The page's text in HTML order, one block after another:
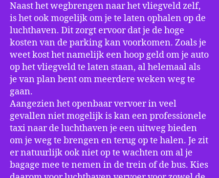
Naast het wegbrengen naar het vliegveld zelf,
is het ook mogelijk om je te laten ophalen op de
luchthaven. Dit zorgt ervoor dat je de hoge
kosten van de parking kan voorkomen. Zoals je
weet kost het namelijk een hoop geld om je auto
op het vliegveld te laten staan, al helemaal als
je van plan bent om meerdere weken weg te
gaan.
Aangezien het openbaar vervoer in veel
gevallen niet mogelijk is kan een professionele
taxi naar de luchthaven je een uitweg bieden
om je weg te brengen en terug op te halen. Je zit
er natuurlijk ook niet op te wachten om al je
bagage mee te nemen in de trein of de bus. Kies